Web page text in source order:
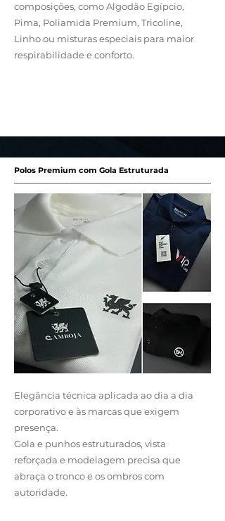
composições, como Algodão Egípcio,
Pima, Poliamida Premium, Tricoline,
Linho ou misturas especiais para maior
respirabilidade e conforto.
Polos Premium com Gola Estruturada
Elegância técnica aplicada ao dia a dia
corporativo e às marcas que exigem
presença.
Gola e punhos estruturados, vista
reforçada e modelagem precisa que
abraça o tronco e os ombros com
autoridade.